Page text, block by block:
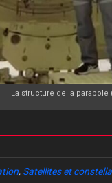
La structure de la
, Satellites et